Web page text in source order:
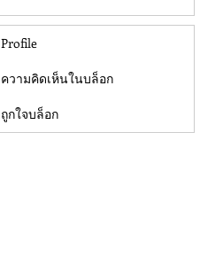
Profile
ความคิดเห็นในบล็อก
ถูกใจบล็อก